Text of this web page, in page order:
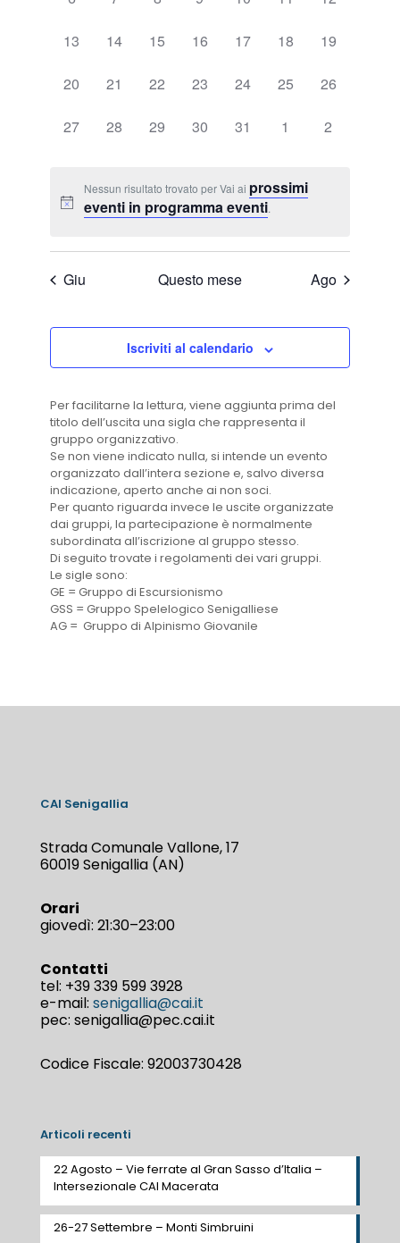
0
13
0
14
0
15
0
16
0
17
0
18
0
19
0
20
0
21
0
22
0
23
0
24
0
25
0
26
0
27
0
28
0
29
0
30
0
31
0
1
0
2
Nessun risultato trovato per Vai ai prossimi
eventi in programma eventi.
Giu Questo mese Ago
Iscriviti al calendario
Per facilitarne la lettura, viene aggiunta prima del
titolo dell’uscita una sigla che rappresenta il
gruppo organizzativo.
Se non viene indicato nulla, si intende un evento
organizzato dall’intera sezione e, salvo diversa
indicazione, aperto anche ai non soci.
Per quanto riguarda invece le uscite organizzate
dai gruppi, la partecipazione è normalmente
subordinata all’iscrizione al gruppo stesso.
Di seguito trovate i regolamenti dei vari gruppi.
Le sigle sono:
GE = Gruppo di Escursionismo
GSS = Gruppo Spelelogico Senigalliese
AG = Gruppo di Alpinismo Giovanile
CAI Senigallia
Strada Comunale Vallone, 17
60019 Senigallia (AN)
Orari
giovedì: 21:30–23:00
Contatti
tel: +39 339 599 3928
e-mail: senigallia@cai.it
pec: senigallia@pec.cai.it
Codice Fiscale: 92003730428
Articoli recenti
22 Agosto – Vie ferrate al Gran Sasso d’Italia –
Intersezionale CAI Macerata
26-27 Settembre – Monti Simbruini